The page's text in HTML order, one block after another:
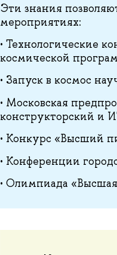
Эти знания
мероприятиях:
• Технологические
космической
• Запуск в космос
• Московская
конструкторский и
• Конкурс «Высший
• Конференции
• Олимпиада